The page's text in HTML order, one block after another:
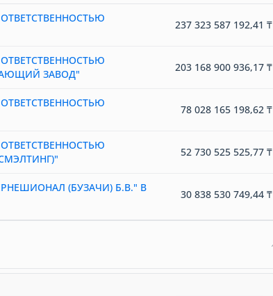
237 323 587 192,41 ₸
ЗАВОД"
203 168 900 936,17 ₸
78 028 165 198,62 ₸
СМЭЛТИНГ)"
52 730 525 525,77 ₸
(БУЗАЧИ) Б.В." В
30 838 530 749,44 ₸